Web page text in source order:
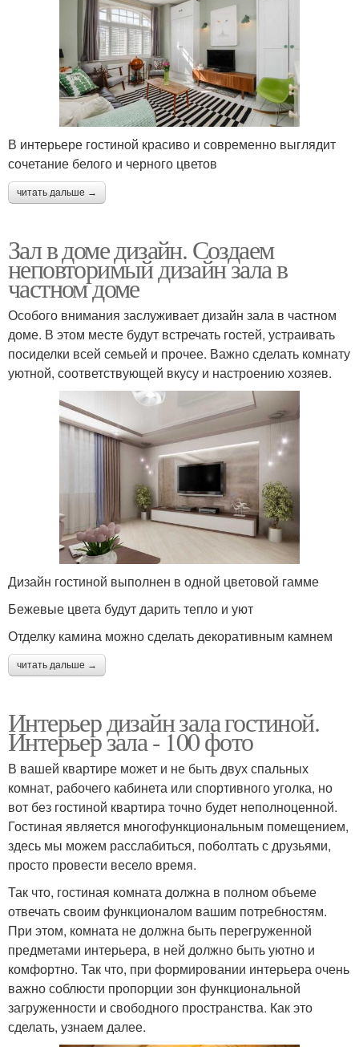
В интерьере гостиной красиво и современно выглядит
сочетание белого и черного цветов
читать дальше →
Зал в доме дизайн. Создаем
неповторимый дизайн зала в
частном доме
Особого внимания заслуживает дизайн зала в частном
доме. В этом месте будут встречать гостей, устраивать
посиделки всей семьей и прочее. Важно сделать комнату
уютной, соответствующей вкусу и настроению хозяев.
Дизайн гостиной выполнен в одной цветовой гамме
Бежевые цвета будут дарить тепло и уют
Отделку камина можно сделать декоративным камнем
читать дальше →
Интерьер дизайн зала гостиной.
Интерьер зала - 100 фото
В вашей квартире может и не быть двух спальных
комнат, рабочего кабинета или спортивного уголка, но
вот без гостиной квартира точно будет неполноценной.
Гостиная является многофункциональным помещением,
здесь мы можем расслабиться, поболтать с друзьями,
просто провести весело время.
Так что, гостиная комната должна в полном объеме
отвечать своим функционалом вашим потребностям.
При этом, комната не должна быть перегруженной
предметами интерьера, в ней должно быть уютно и
комфортно. Так что, при формировании интерьера очень
важно соблюсти пропорции зон функциональной
загруженности и свободного пространства. Как это
сделать, узнаем далее.